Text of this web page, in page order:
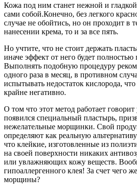
Кожа под ним станет нежной и
сами собой.Конечно, без легкого
случае не обойтись, но он проходит в
нанесении крема, то и за все пять.
Но учтите, что не стоит держать
иначе эффект от него будет
Выполнять подобную процедуру
одного раза в месяц, в противном
испытывать недостаток кислорода,
крайне негативно.
О том что этот метод работает
появился специальный пластырь,
нежелательные морщинки. Свой
определяют как реальную
что клейкие, изготовленные из
на своей поверхности никаких
или увлажняющих кожу веществ.
гипоаллергенного клея! За счет чего
морщины?